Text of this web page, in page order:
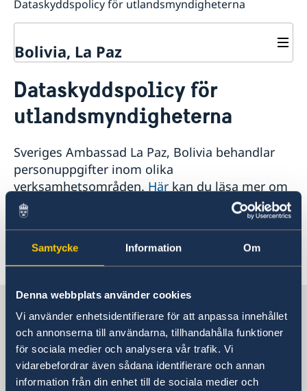
Samtycke Information Om
Denna webbplats använder cookies
Vi använder enhetsidentifierare för att anpassa innehållet
och annonserna till användarna, tillhandahålla funktioner
för sociala medier och analysera vår trafik. Vi
vidarebefordrar även sådana identifierare och annan
information från din enhet till de sociala medier och
Dataskyddspolicy för utlandsmyndigheterna
Bolivia, La Paz
Om oss
Ambassadens personal
Dataskyddspolicy för utlandsmyndigheterna
Så stöttar vi svenska företag
Vi är en resurs för svenska företag
Team Sweden
Svenska företag i Bolivia
Anmäl handelshinder
Aktuellt
Anmäl din utlandsvistelse
Nyheter
Kalendarium
Dataskyddspolicy för
utlandsmyndigheterna
Sveriges Ambassad La Paz, Bolivia behandlar
personuppgifter inom olika
verksamhetsområden. Här kan du läsa mer om
utlandsmyndigheternas gemensamma
dataskyddspolicy.
Senast uppdaterad 28 sep. 2022, 13.40
Sverige i Bolivia
SVERIGES AMBASSAD
Besöksadress